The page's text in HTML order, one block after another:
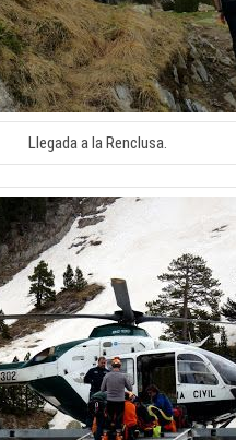
Llegada a la Renclusa.